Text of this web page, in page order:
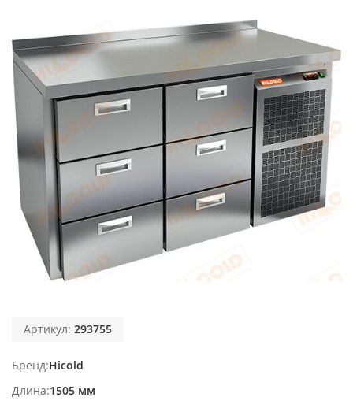
Артикул: 293755
Бренд Hicold
Длина 1505 мм